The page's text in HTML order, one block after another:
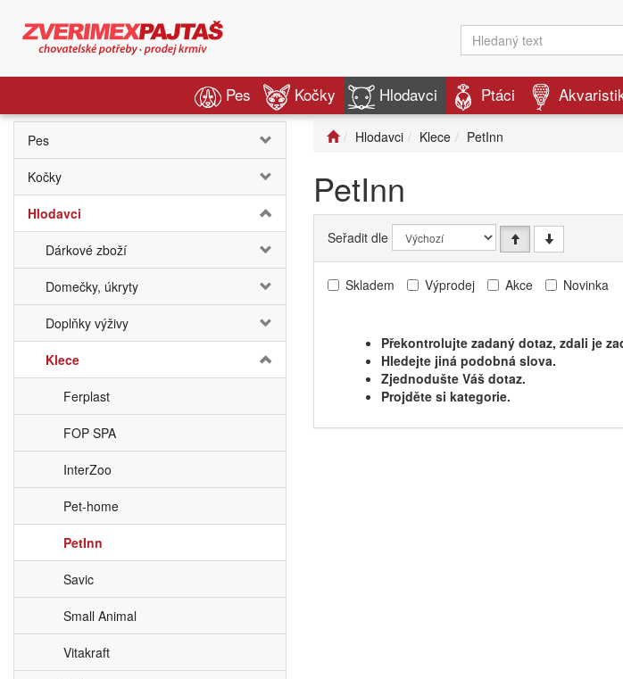
Pes Kočky Hlodavci Ptáci
Pes
Kočky
Hlodavci
Dárkové zboží
Domečky, úkryty
Doplňky výživy
Klece
Ferplast
FOP SPA
InterZoo
Pet-home
PetInn
Savic
Small Animal
Vitakraft
Hlodavci Klece PetInn
PetInn
Seřadit dle
Skladem Výprodej Akce
Novinka
Překontrolujte zadaný dotaz, zdali je
Hledejte jiná podobná slova.
Zjednodušte Váš dotaz.
Projděte si kategorie.